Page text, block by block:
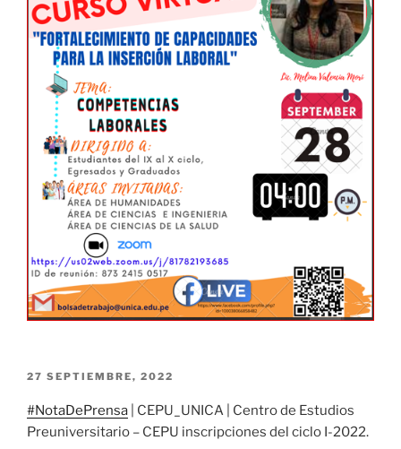
PUBLICADO
27 SEPTIEMBRE, 2022
#NotaDePrensa | CEPU_UNICA | Centro de Estudios
Preuniversitario – CEPU inscripciones del ciclo I-2022.